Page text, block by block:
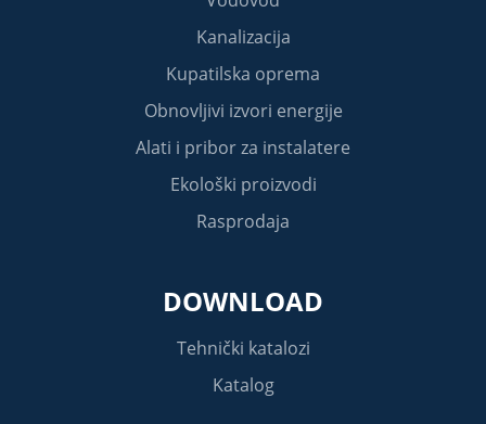
Kanalizacija
Kupatilska oprema
Obnovljivi izvori energije
Alati i pribor za instalatere
Ekološki proizvodi
Rasprodaja
DOWNLOAD
Tehnički katalozi
Katalog